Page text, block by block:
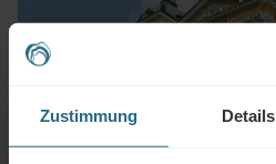
Zustimmung Details